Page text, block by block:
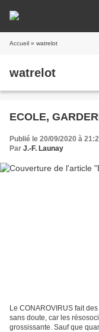
Accueil » watrelot
watrelot
ECOLE,
Publié le 20/09/2020 à
Par J.-F. Launay
Le CONAROVIRUS fait
sans doute, car les
grossissante. Sauf que